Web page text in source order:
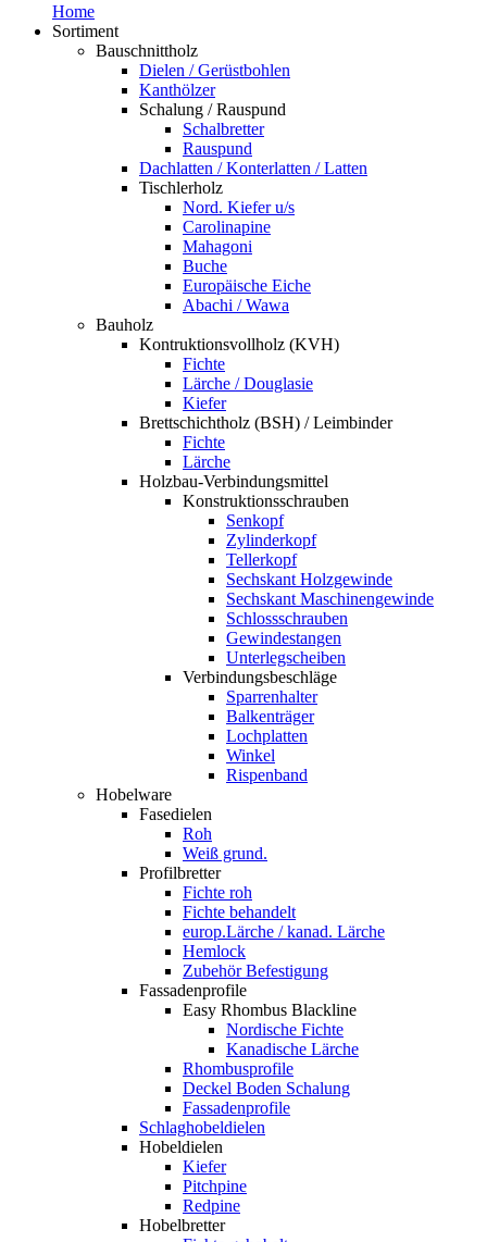
Home
Sortiment
Bauschnittholz
Dielen / Gerüstbohlen
Kanthölzer
Schalung / Rauspund
Schalbretter
Rauspund
Dachlatten / Konterlatten / Latten
Tischlerholz
Nord. Kiefer u/s
Carolinapine
Mahagoni
Buche
Europäische Eiche
Abachi / Wawa
Bauholz
Kontruktionsvollholz (KVH)
Fichte
Lärche / Douglasie
Kiefer
Brettschichtholz (BSH) / Leimbinder
Fichte
Lärche
Holzbau-Verbindungsmittel
Konstruktionsschrauben
Senkopf
Zylinderkopf
Tellerkopf
Sechskant Holzgewinde
Sechskant Maschinengewinde
Schlossschrauben
Gewindestangen
Unterlegscheiben
Verbindungsbeschläge
Sparrenhalter
Balkenträger
Lochplatten
Winkel
Rispenband
Hobelware
Fasedielen
Roh
Weiß grund.
Profilbretter
Fichte roh
Fichte behandelt
europ.Lärche / kanad. Lärche
Hemlock
Zubehör Befestigung
Fassadenprofile
Easy Rhombus Blackline
Nordische Fichte
Kanadische Lärche
Rhombusprofile
Deckel Boden Schalung
Fassadenprofile
Schlaghobeldielen
Hobeldielen
Kiefer
Pitchpine
Redpine
Hobelbretter